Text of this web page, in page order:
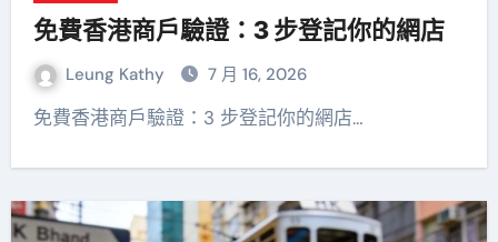
免費香港商戶驗證：3 步登記你的網店
Leung Kathy 7 月 16, 2026
免費香港商戶驗證：3 步登記你的網店…